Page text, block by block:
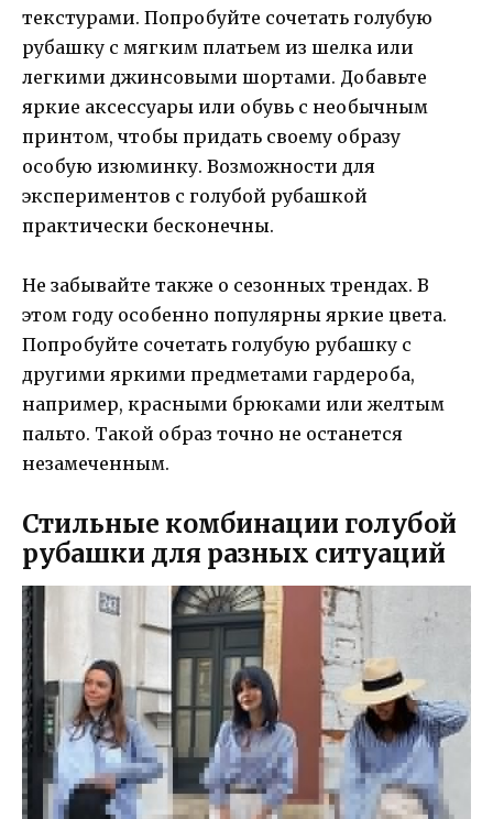
текстурами. Попробуйте сочетать голубую
рубашку с мягким платьем из шелка или
легкими джинсовыми шортами. Добавьте
яркие аксессуары или обувь с необычным
принтом, чтобы придать своему образу
особую изюминку. Возможности для
экспериментов с голубой рубашкой
практически бесконечны.
Не забывайте также о сезонных трендах. В
этом году особенно популярны яркие цвета.
Попробуйте сочетать голубую рубашку с
другими яркими предметами гардероба,
например, красными брюками или желтым
пальто. Такой образ точно не останется
незамеченным.
Стильные комбинации голубой
рубашки для разных ситуаций